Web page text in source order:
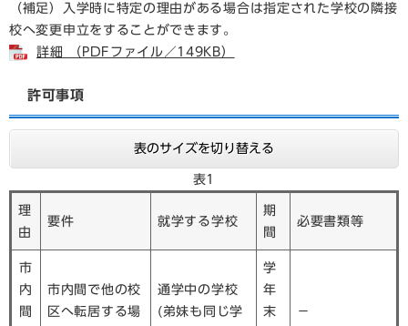
（補足）入学時に特定の理由がある場合は指定された学校の隣接
校へ変更申立をすることができます。
詳細 （PDFファイル／149KB）
許可事項
表のサイズを切り替える
表1
理
由
要件 就学する学校
期
間
必要書類等
市
内
間
市内間で他の校
区へ転居する場
通学中の学校
(弟妹も同じ学
学
年
末
－